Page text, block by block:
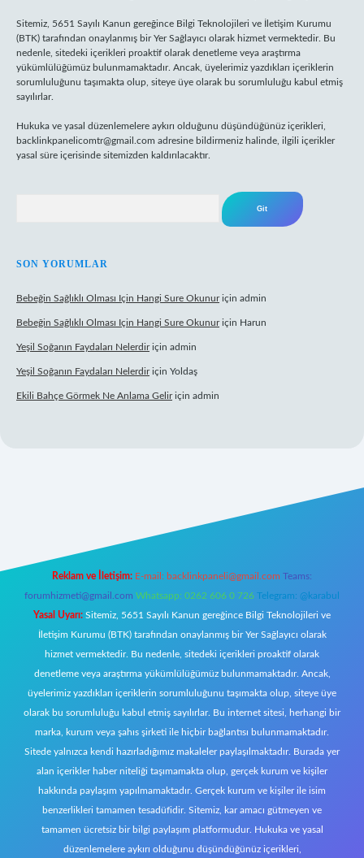
Sitemiz, 5651 Sayılı Kanun gereğince Bilgi Teknolojileri ve İletişim Kurumu
(BTK) tarafından onaylanmış bir Yer Sağlayıcı olarak hizmet vermektedir. Bu
nedenle, sitedeki içerikleri proaktif olarak denetleme veya araştırma
yükümlülüğümüz bulunmamaktadır. Ancak, üyelerimiz yazdıkları içeriklerin
sorumluluğunu taşımakta olup, siteye üye olarak bu sorumluluğu kabul etmiş
sayılırlar.
Hukuka ve yasal düzenlemelere aykırı olduğunu düşündüğünüz içerikleri,
backlinkpanelicomtr@gmail.com adresine bildirmeniz halinde, ilgili içerikler
yasal süre içerisinde sitemizden kaldırılacaktır.
SON YORUMLAR
Bebeğin Sağlıklı Olması Için Hangi Sure Okunuriçin admin
Bebeğin Sağlıklı Olması Için Hangi Sure Okunuriçin Harun
Yeşil Soğanın Faydaları Nelerdiriçin admin
Yeşil Soğanın Faydaları Nelerdiriçin Yoldaş
Ekili Bahçe Görmek Ne Anlama Geliriçin admin
Reklam ve İletişim: E-mail: backlinkpaneli@gmail.com Teams:
forumhizmeti@gmail.com Whatsapp: 0262 606 0 726 Telegram: @karabul
Yasal Uyarı: Sitemiz, 5651 Sayılı Kanun gereğince Bilgi Teknolojileri ve
İletişim Kurumu (BTK) tarafından onaylanmış bir Yer Sağlayıcı olarak
hizmet vermektedir. Bu nedenle, sitedeki içerikleri proaktif olarak
denetleme veya araştırma yükümlülüğümüz bulunmamaktadır. Ancak,
üyelerimiz yazdıkları içeriklerin sorumluluğunu taşımakta olup, siteye üye
olarak bu sorumluluğu kabul etmiş sayılırlar. Bu internet sitesi, herhangi bir
marka, kurum veya şahıs şirketi ile hiçbir bağlantısı bulunmamaktadır.
Sitede yalnızca kendi hazırladığımız makaleler paylaşılmaktadır. Burada yer
alan içerikler haber niteliği taşımamakta olup, gerçek kurum ve kişiler
hakkında paylaşım yapılmamaktadır. Gerçek kurum ve kişiler ile isim
benzerlikleri tamamen tesadüfidir. Sitemiz, kar amacı gütmeyen ve
tamamen ücretsiz bir bilgi paylaşım platformudur. Hukuka ve yasal
düzenlemelere aykırı olduğunu düşündüğünüz içerikleri,